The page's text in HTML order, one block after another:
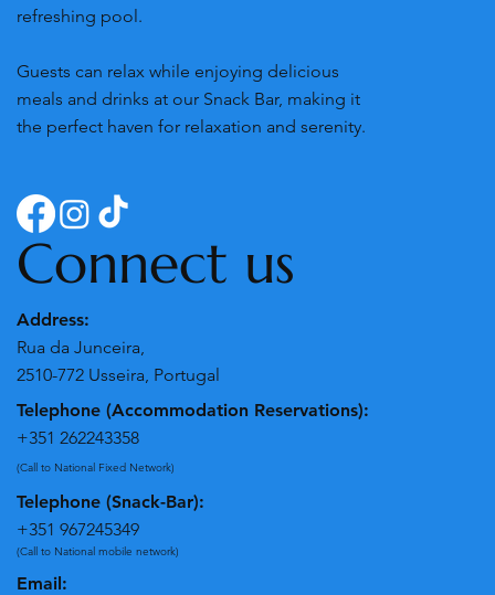
refreshing pool.
Guests can relax while enjoying delicious
meals and drinks at our Snack Bar, making it
the perfect haven for relaxation and serenity.
Connect us
Address:
Rua da Junceira,
2510-772 Usseira, Portugal
Telephone (Accommodation Reservations):
+351 262243358
(Call to National Fixed Network)
Telephone (Snack-Bar):
+351 967245349
(Call to National mobile network)
Email: